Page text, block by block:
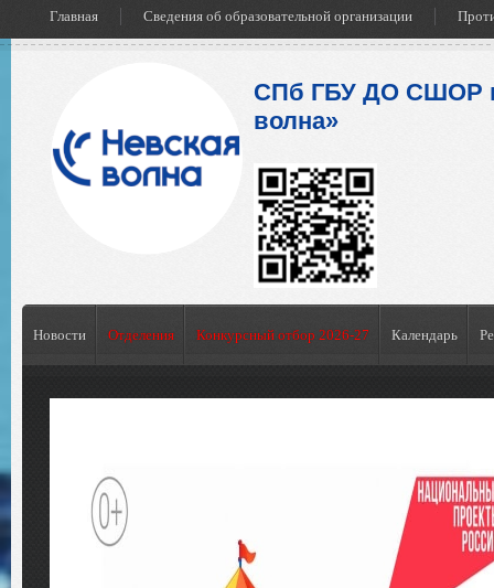
Главная Сведения об образовательной организации
СПб ГБУ ДО СШОР
волна»
Новости Отделения Конкурсный отбор 2026-27 Календарь